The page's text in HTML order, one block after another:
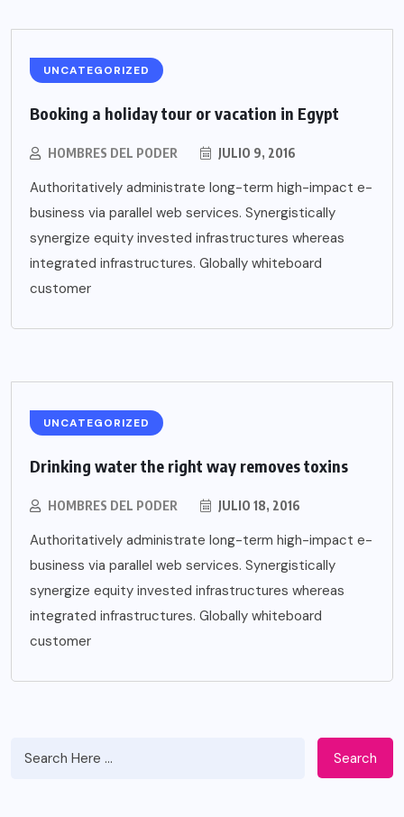
UNCATEGORIZED
Booking a holiday tour or vacation in Egypt
HOMBRES DEL PODER JULIO 9, 2016
Authoritatively administrate long-term high-impact e-
business via parallel web services. Synergistically
synergize equity invested infrastructures whereas
integrated infrastructures. Globally whiteboard
customer
UNCATEGORIZED
Drinking water the right way removes toxins
HOMBRES DEL PODER JULIO 18, 2016
Authoritatively administrate long-term high-impact e-
business via parallel web services. Synergistically
synergize equity invested infrastructures whereas
integrated infrastructures. Globally whiteboard
customer
Search